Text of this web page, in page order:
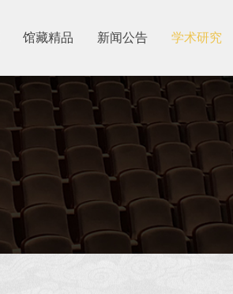
馆藏精品 新闻公告 学术研究